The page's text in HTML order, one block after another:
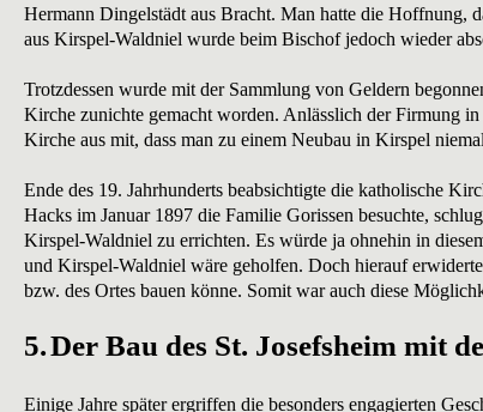
Hermann Dingelstädt aus Bracht. Man hatte die Hoffnung,
aus Kirspel-Waldniel wurde beim Bischof jedoch wieder
Trotzdessen wurde mit der Sammlung von Geldern
Kirche zunichte gemacht worden. Anlässlich der Firmung
Kirche aus mit, dass man zu einem Neubau in Kirspel
Ende des 19. Jahrhunderts beabsichtigte die katholische
Hacks im Januar 1897 die Familie Gorissen besuchte,
Kirspel-Waldniel zu errichten. Es würde ja ohnehin in
und Kirspel-Waldniel wäre geholfen. Doch hierauf
bzw. des Ortes bauen könne. Somit war auch diese
5.Der Bau des St. Josefsheim mit
Einige Jahre später ergriffen die besonders engagierten